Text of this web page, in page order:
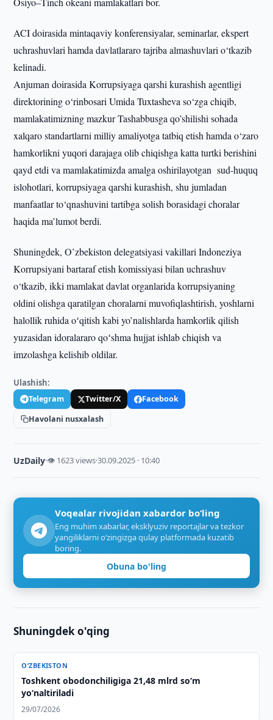
ACI doirasida mintaqaviy konferensiyalar, seminarlar, ekspert
uchrashuvlari hamda davlatlararo tajriba almashuvlari o‘tkazib
kelinadi.
Anjuman doirasida Korrupsiyaga qarshi kurashish agentligi
direktorining o‘rinbosari Umida Tuxtasheva so‘zga chiqib,
mamlakatimizning mazkur Tashabbusga qo’shilishi sohada
xalqaro standartlarni milliy amaliyotga tatbiq etish hamda o‘zaro
hamkorlikni yuqori darajaga olib chiqishga katta turtki berishini
qayd etdi va mamlakatimizda amalga oshirilayotgan sud-huquq
islohotlari, korrupsiyaga qarshi kurashish, shu jumladan
manfaatlar to‘qnashuvini tartibga solish borasidagi choralar
haqida ma’lumot berdi.
Shuningdek, O’zbekiston delegatsiyasi vakillari Indoneziya
Korrupsiyani bartaraf etish komissiyasi bilan uchrashuv
o‘tkazib, ikki mamlakat davlat organlarida korrupsiyaning
oldini olishga qaratilgan choralarni muvofiqlashtirish, yoshlarni
halollik ruhida oʻqitish kabi yo’nalishlarda hamkorlik qilish
yuzasidan idoralararo qoʻshma hujjat ishlab chiqish va
imzolashga kelishib oldilar.
Ulashish:
Telegram Twitter/X
Facebook
Havolani nusxalash
UzDaily·👁 1623 views·30.09.2025 · 10:40
Voqealar rivojidan xabardor bo‘ling
Eng muhim xabarlar, eksklyuziv reportajlar va tezkor
yangiliklarni o‘zingizga qulay platformada kuzatib
boring.
Obuna bo'ling
Shuningdek o'qing
O‘ZBEKISTON
Toshkent obodonchiligiga 21,48 mlrd so‘m
yo‘naltiriladi
29/07/2026